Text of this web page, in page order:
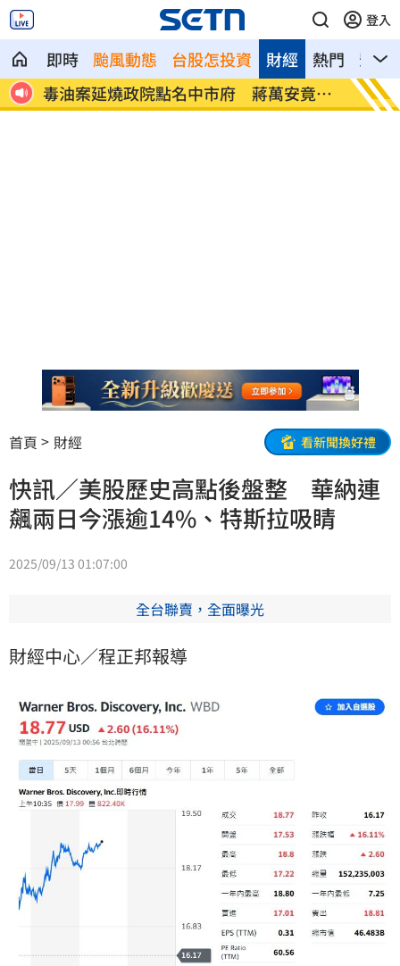
登入
即時 颱風動態 台股怎投資 熱門 影音
財經
縣
毒油案延燒政院點名中市府 蔣萬安竟反
問
肥大
首頁 財經 看新聞換好禮
快訊／美股歷史高點後盤整 華納連
飆兩日今漲逾14%、特斯拉吸睛
2025/09/13 01:07:00
全台聯賣，全面曝光
財經中心／程正邦報導